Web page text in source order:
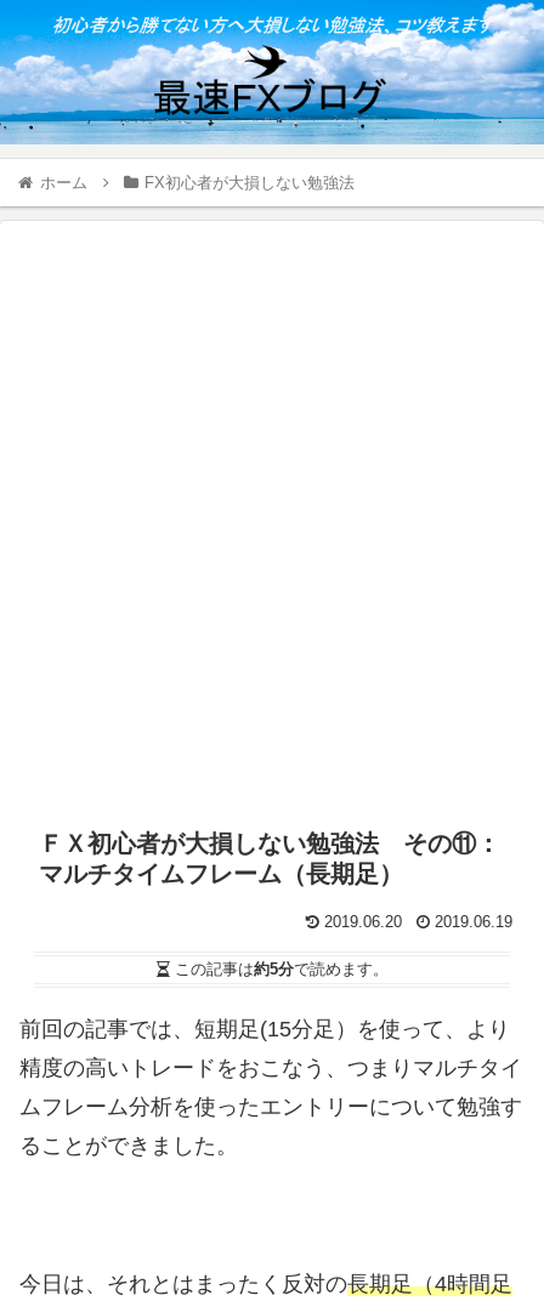
ホーム FX初心者が大損しない勉強法
ＦＸ初心者が大損しない勉強法 その⑪：
マルチタイムフレーム（長期足）
2019.06.20 2019.06.19
この記事は約5分で読めます。
前回の記事では、短期足(15分足）を使って、より
精度の高いトレードをおこなう、つまりマルチタイ
ムフレーム分析を使ったエントリーについて勉強す
ることができました。
今日は、それとはまったく反対の長期足（4時間足